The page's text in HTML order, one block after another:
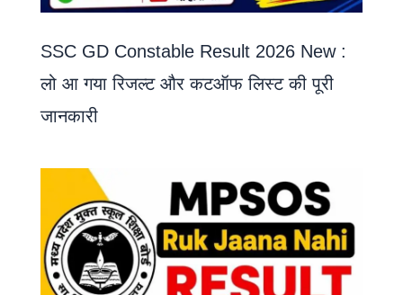
SSC GD Constable Result 2026 New :
लो आ गया रिजल्ट और कटऑफ लिस्ट की पूरी
जानकारी